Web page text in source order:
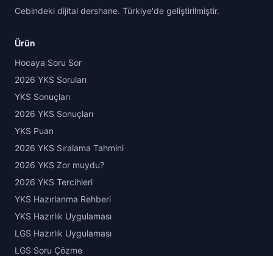
Cebindeki dijital dershane. Türkiye'de geliştirilmiştir.
Ürün
Hocaya Soru Sor
2026 YKS Soruları
YKS Sonuçları
2026 YKS Sonuçları
YKS Puan
2026 YKS Sıralama Tahmini
2026 YKS Zor muydu?
2026 YKS Tercihleri
YKS Hazırlanma Rehberi
YKS Hazırlık Uygulaması
LGS Hazırlık Uygulaması
LGS Soru Çözme